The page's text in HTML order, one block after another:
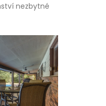
nezbytné